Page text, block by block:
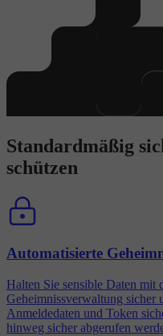
Standardmäßig
schützen
Automatisierte
Halten Sie sensible Daten mit
Geheimnissverwaltung sicher
Anmeldedaten und Token
hinweg sicher abgerufen